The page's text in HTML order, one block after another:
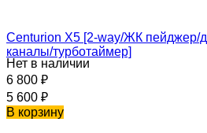
Centurion X5 [2-way/ЖК пейджер/
каналы/турботаймер]
Нет в наличии
6 800 ₽
5 600 ₽
В корзину